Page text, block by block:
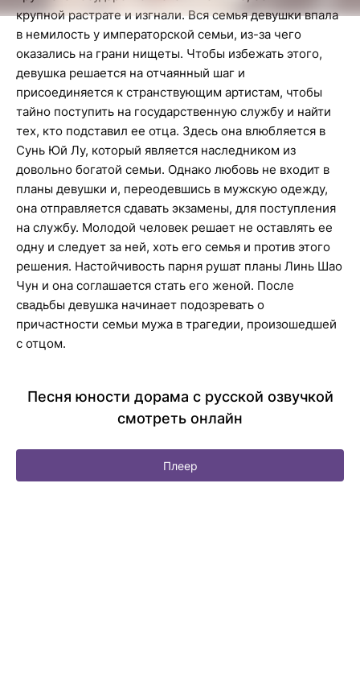
крупной растрате и изгнали. Вся семья девушки впала
в немилость у императорской семьи, из-за чего
оказались на грани нищеты. Чтобы избежать этого,
девушка решается на отчаянный шаг и
присоединяется к странствующим артистам, чтобы
тайно поступить на государственную службу и найти
тех, кто подставил ее отца. Здесь она влюбляется в
Сунь Юй Лу, который является наследником из
довольно богатой семьи. Однако любовь не входит в
планы девушки и, переодевшись в мужскую одежду,
она отправляется сдавать экзамены, для поступления
на службу. Молодой человек решает не оставлять ее
одну и следует за ней, хоть его семья и против этого
решения. Настойчивость парня рушат планы Линь Шао
Чун и она соглашается стать его женой. После
свадьбы девушка начинает подозревать о
причастности семьи мужа в трагедии, произошедшей
с отцом.
Песня юности дорама с русской озвучкой
смотреть онлайн
Плеер